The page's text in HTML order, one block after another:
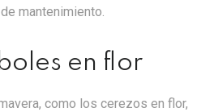
mantenimiento.
en flor
como los cerezos en flor,